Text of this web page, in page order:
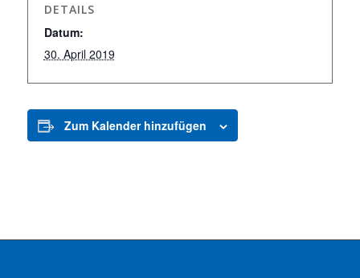
DETAILS
Datum:
30. April 2019
Zum Kalender hinzufügen